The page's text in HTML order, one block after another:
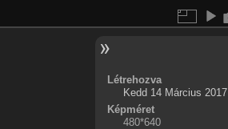
Létrehozva
Kedd 14 Március 2017
Képméret
480*640